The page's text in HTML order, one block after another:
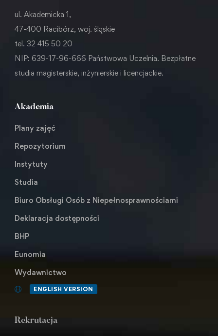
ul. Akademicka 1,
47-400 Racibórz, woj. śląskie
tel. 32 415 50 20
NIP: 639-17-96-666 Państwowa Uczelnia. Bezpłatne
studia magisterskie, inżynierskie i licencjackie.
Akademia
Plany zajęć
Repozytorium
Instytuty
Studia
Biuro Obsługi Osób z Niepełnosprawnościami
Deklaracja dostępności
BHP
Eunomia
Wydawnictwo
ENGLISH VERSION
Rekrutacja